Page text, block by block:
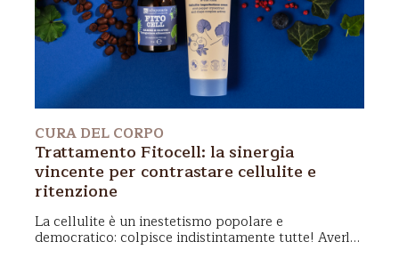
CURA DEL CORPO
Trattamento Fitocell: la sinergia
vincente per contrastare cellulite e
ritenzione
Lacellulite è un inestetismo popolare e
democratico: colpisce indistintamente tutte! Averla